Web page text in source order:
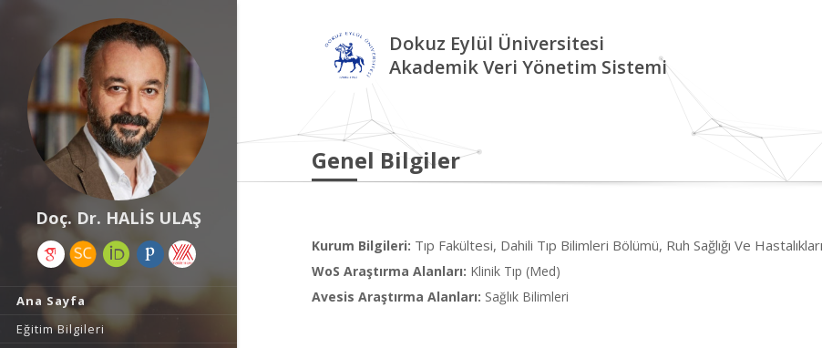
Doç. Dr. HALİS ULAŞ
Ana Sayfa
Eğitim Bilgileri
Dokuz Eylül Üniversitesi
Akademik Veri Yönetim Sistemi
Genel Bilgiler
Kurum Bilgileri: Tıp Fakültesi, Dahili Tıp Bilimleri Bölümü, Ruh Sağlığı Ve
WoS Araştırma Alanları: Klinik Tıp (Med)
Avesis Araştırma Alanları: Sağlık Bilimleri